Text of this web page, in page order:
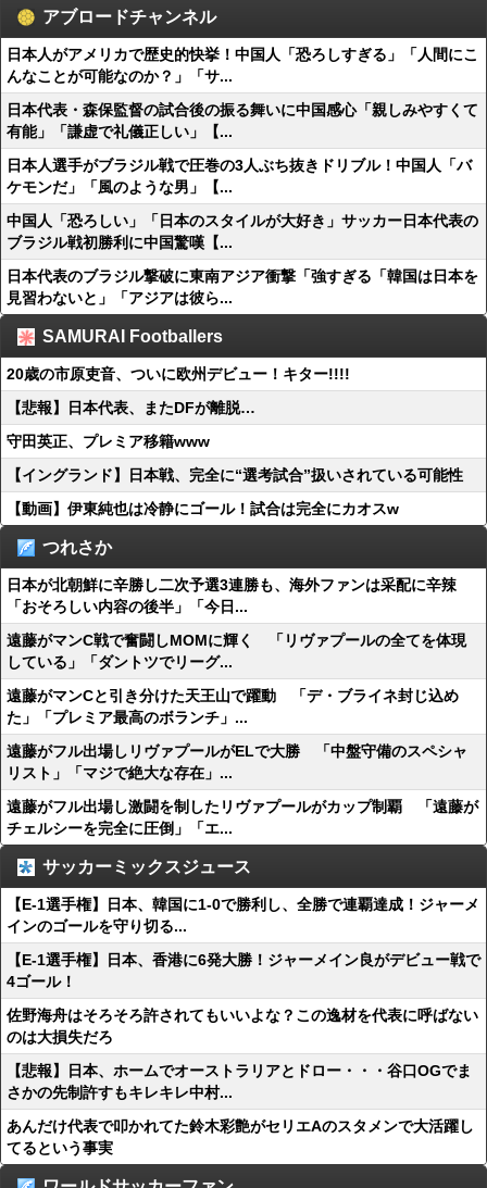
アブロードチャンネル
日本人がアメリカで歴史的快挙！中国人「恐ろしすぎる」「人間にこ
んなことが可能なのか？」「サ...
日本代表・森保監督の試合後の振る舞いに中国感心「親しみやすくて
有能」「謙虚で礼儀正しい」【...
日本人選手がブラジル戦で圧巻の3人ぶち抜きドリブル！中国人「バ
ケモンだ」「風のような男」【...
中国人「恐ろしい」「日本のスタイルが大好き」サッカー日本代表の
ブラジル戦初勝利に中国驚嘆【...
日本代表のブラジル撃破に東南アジア衝撃「強すぎる「韓国は日本を
見習わないと」「アジアは彼ら...
SAMURAI Footballers
20歳の市原吏音、ついに欧州デビュー！キター!!!!
【悲報】日本代表、またDFが離脱…
守田英正、プレミア移籍www
【イングランド】日本戦、完全に“選考試合”扱いされている可能性
【動画】伊東純也は冷静にゴール！試合は完全にカオスw
つれさか
日本が北朝鮮に辛勝し二次予選3連勝も、海外ファンは采配に辛辣
「おそろしい内容の後半」「今日...
遠藤がマンC戦で奮闘しMOMに輝く 「リヴァプールの全てを体現
している」「ダントツでリーグ...
遠藤がマンCと引き分けた天王山で躍動 「デ・ブライネ封じ込め
た」「プレミア最高のボランチ」...
遠藤がフル出場しリヴァプールがELで大勝 「中盤守備のスペシャ
リスト」「マジで絶大な存在」...
遠藤がフル出場し激闘を制したリヴァプールがカップ制覇 「遠藤が
チェルシーを完全に圧倒」「エ...
サッカーミックスジュース
【E-1選手権】日本、韓国に1-0で勝利し、全勝で連覇達成！ジャーメ
インのゴールを守り切る...
【E-1選手権】日本、香港に6発大勝！ジャーメイン良がデビュー戦で
4ゴール！
佐野海舟はそろそろ許されてもいいよな？この逸材を代表に呼ばない
のは大損失だろ
【悲報】日本、ホームでオーストラリアとドロー・・・谷口OGでま
さかの先制許すもキレキレ中村...
あんだけ代表で叩かれてた鈴木彩艶がセリエAのスタメンで大活躍し
てるという事実